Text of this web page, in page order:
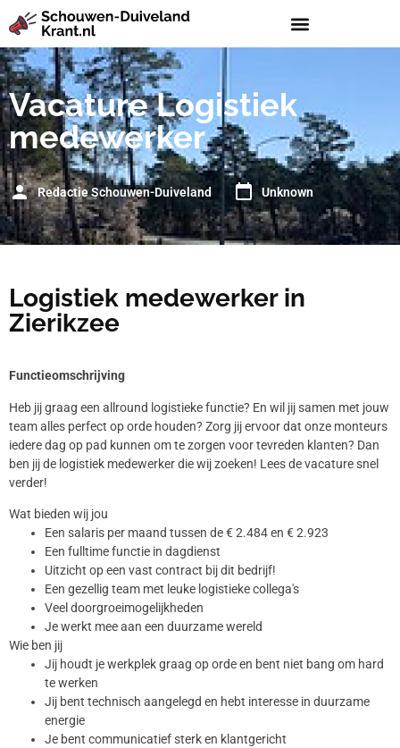
Vacature Logistiek
medewerker
Redactie Schouwen-Duiveland Unknown
Logistiek medewerker in
Zierikzee
Functieomschrijving
Heb jij graag een allround logistieke functie? En wil jij samen met jouw
team alles perfect op orde houden? Zorg jij ervoor dat onze monteurs
iedere dag op pad kunnen om te zorgen voor tevreden klanten? Dan
ben jij de logistiek medewerker die wij zoeken! Lees de vacature snel
verder!
Wat bieden wij jou
Een salaris per maand tussen de € 2.484 en € 2.923
Een fulltime functie in dagdienst
Uitzicht op een vast contract bij dit bedrijf!
Een gezellig team met leuke logistieke collega's
Veel doorgroeimogelijkheden
Je werkt mee aan een duurzame wereld
Wie ben jij
Jij houdt je werkplek graag op orde en bent niet bang om hard
te werken
Jij bent technisch aangelegd en hebt interesse in duurzame
energie
Je bent communicatief sterk en klantgericht